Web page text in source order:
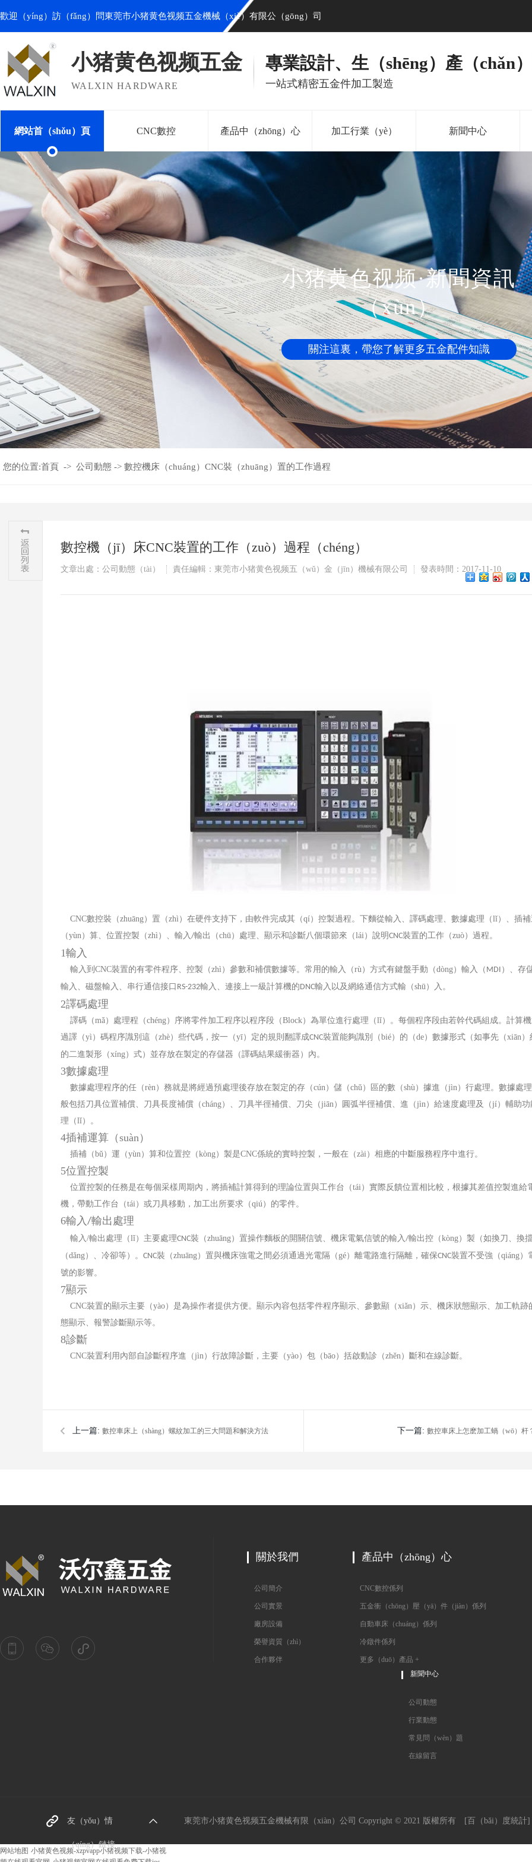
歡迎（yíng）訪（fǎng）問東莞市小猪黄色视频五金機械（xiè）有限公（gōng）司
小猪黄色视频五金
WALXIN HARDWARE
專業設計、生（shēng）產（chǎn）
一站式精密五金件加工製造
網站首（shǒu）頁 CNC數控 產品中（zhōng）心 加工行業（yè） 新聞中心
小猪黄色视频·新聞資訊
（xùn）
關注這裏，帶您了解更多五金配件知識
您的位置:首頁 -> 公司動態 -> 數控機床（chuáng）CNC裝（zhuāng）置的工作過程
數控機（jī）床CNC裝置的工作（zuò）過程（chéng）
文章出處：公司動態（tài） 責任編輯：東莞市小猪黄色视频五（wǔ）金（jīn）機械有限公司 發表時間：2017-11-10
CNC數控裝（zhuāng）置（zhì）在硬件支持下，由軟件完成其（qí）控製過程。下麵從輸入、譯碼處理、數據處理（lǐ）、插補
（yùn）算、位置控製（zhì）、輸入/輸出（chū）處理、顯示和診斷八個環節來（lái）說明CNC裝置的工作（zuò）過程。
1輸入
輸入到 CNC裝置的有零件程序、控製（zhì）參數和補償數據等。常用的輸入（rù）方式有鍵盤手動（dòng）輸入（ MDI ）、存
輸入、磁盤輸入、串行通信接口 RS-232輸入、連接上一級計算機的DNC輸入以及網絡通信方式輸（shū）入。
2譯碼處理
譯碼（mǎ）處理程（chéng）序將零件加工程序以程序段（Block）為單位進行處理（lǐ）。每個程序段由若幹代碼組成。計算機
過譯（yì）碼程序識別這（zhè）些代碼，按一（yī）定的規則翻譯成CNC裝置能夠識別（bié）的（de）數據形式（如事先（xiān）
的二進製形（xíng）式）並存放在製定的存儲器（譯碼結果緩衝器）內。
3數據處理
數據處理程序的任（rèn）務就是將經過預處理後存放在製定的存（cún）儲（chǔ）區的數（shù）據進（jìn）行處理。數據處
般包括刀具位置補償、刀具長度補償（cháng）、刀具半徑補償、刀尖（jiān）圓弧半徑補償、進（jìn）給速度處理及（jí）輔助功
理（lǐ）。
4插補運算（suàn）
插補（bǔ）運（yùn）算和位置控（kòng）製是CNC係統的實時控製，一般在（zài）相應的中斷服務程序中進行。
5位置控製
位置控製的任務是在每個采樣周期內，將插補計算得到的理論位置與工作台（tái）實際反饋位置相比較，根據其差值控製進給
機，帶動工作台（tái）或刀具移動，加工出所要求（qiú）的零件。
6輸入/輸出處理
輸入/輸出處理（lǐ）主要處理CNC裝（zhuāng）置操作麵板的開關信號、機床電氣信號的輸入/輸出控（kòng）製（如換刀、換
（dǎng）、冷卻等）。 CNC裝（zhuāng）置與機床強電之間必須通過光電隔（gé）離電路進行隔離，確保CNC裝置不受強（qiáng）
號的影響。
7顯示
CNC裝置的顯示主要（yào）是為操作者提供方便。顯示內容包括零件程序顯示、參數顯（xiǎn）示、機床狀態顯示、加工軌跡
態顯示、報警診斷顯示等。
8診斷
CNC裝置利用內部自診斷程序進（jìn）行故障診斷，主要（yào）包（bāo）括啟動診（zhěn）斷和在線診斷。
上一篇: 數控車床上（shàng）螺紋加工的三大問題和解決方法 下一篇: 數控車床上怎麽加工蝸（wō）杆
關於我們
公司簡介
公司實景
廠房設備
榮譽資質（zhì）
合作夥伴
產品中（zhōng）心
CNC數控係列
五金衝（chōng）壓（yā）件（jiàn）係列
自動車床（chuáng）係列
冷鐓件係列
更多（duō）產品 +
新聞中心
公司動態
行業動態
常見問（wèn）題
在線留言
友（yǒu）情
（qíng）鏈接
東（dōng）莞螺絲廠家
阿裏巴巴網址
東莞市小猪黄色视频五金機械有限（xiàn）公司 Copyright © 2021 版權所有 [ 百（bǎi）度統計
网站地图 小猪黄色视频-xzpvapp小猪视频下载-小猪视